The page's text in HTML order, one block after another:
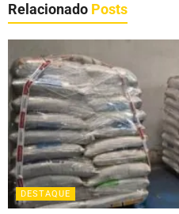
Relacionado Posts
DESTAQUE